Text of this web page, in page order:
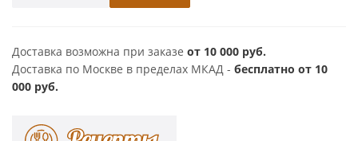
Доставка возможна при заказе от 10 000 руб.
Доставка по Москве в пределах МКАД - бесплатно от 10
000 руб.